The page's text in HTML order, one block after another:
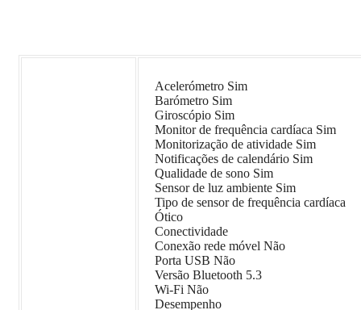
Acelerómetro Sim
Barómetro Sim
Giroscópio Sim
Monitor de frequência cardíaca Sim
Monitorização de atividade Sim
Notificações de calendário Sim
Qualidade de sono Sim
Sensor de luz ambiente Sim
Tipo de sensor de frequência cardíaca
Ótico
Conectividade
Conexão rede móvel Não
Porta USB Não
Versão Bluetooth 5.3
Wi-Fi Não
Desempenho